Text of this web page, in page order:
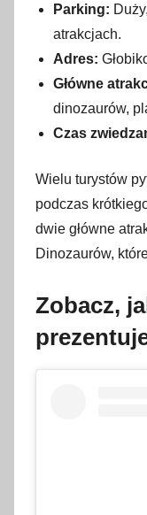
Parking:
atrakcjach.
Adres:
Główne
dinozaurów,
Czas
Wielu turystów
podczas
dwie główne
Dinozaurów,
Zobacz,